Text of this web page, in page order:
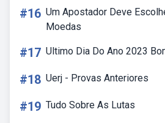
#16 Um Apostador Deve
Moedas
#17 Ultimo Dia Do Ano 2023
#18 Uerj - Provas Anteriores
#19 Tudo Sobre As Lutas